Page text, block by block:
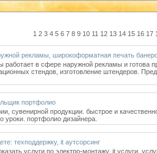
1 2 3 4 5 6 7 8 9 10 11 12 13 14 15 16 17
рекламы, широкоформатная печать
работает в сфере наружной рекламы и готова
стендов, изготовление штендеров.
портфолио
сувенирной продукции. быстрое и
уроки. портфолио дизайнера.
техподдержку, it аутсорсинг
услуги по электро-монтажу, it услуги,